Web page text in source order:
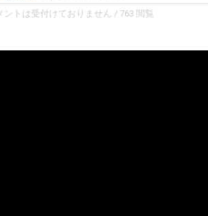
ントは受付けておりません / 763 閲覧